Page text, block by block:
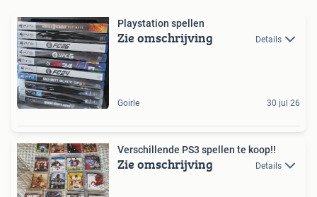
Playstation spellen
Zie omschrijving Details
Goirle 30 jul 26
Verschillende PS3 spellen te koop!!
Zie omschrijving Details